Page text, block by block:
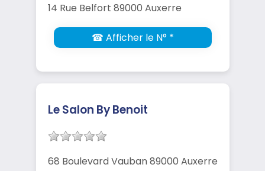
14 Rue Belfort 89000 Auxerre
☎ Afficher le N° *
Le Salon By Benoit
68 Boulevard Vauban 89000 Auxerre